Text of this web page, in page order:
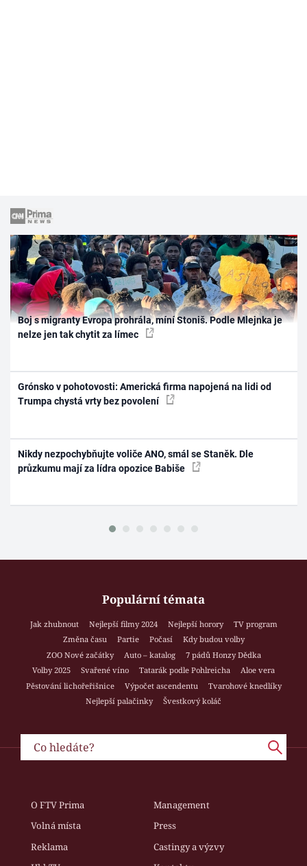
Boj s migranty Evropa prohrála, míní Stoniš. Podle Mlejnka je
nelze jen tak chytit za límec
Grónsko v pohotovosti: Americká firma napojená na lidi od
Trumpa chystá vrty bez povolení
Nikdy nezpochybňujte voliče ANO, smál se Staněk. Dle
průzkumu mají za lídra opozice Babiše
Populární témata
Jak zhubnout Nejlepší filmy 2024 Nejlepší horory
TV program
Změna času
Partie Počasí
Kdy budou volby
ZOO Nové začátky
Auto – katalog
7 pádů Honzy Dědka
Volby 2025
Svařené víno Tatarák podle Pohlreicha
Aloe vera
Pěstování lichořeřišnice
Výpočet ascendentu
Tvarohové knedlíky
Nejlepší palačinky
Švestkový koláč
O FTV Prima
Management
Volná místa
Press
Reklama
Castingy a výzvy